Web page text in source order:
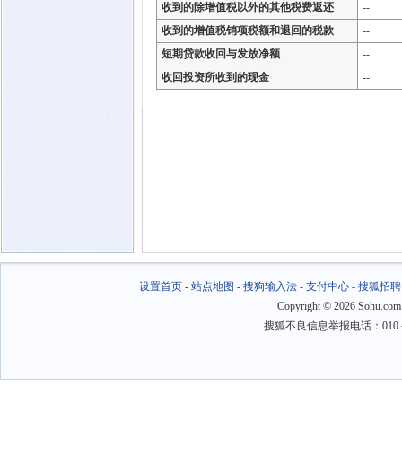
收到的除增值税以外的其他税费返还
--
收到的增值税销项税额和退回的税款
--
短期贷款收回与发放净额
--
收回投资所收到的现金
--
设置首页- 站点地图 - 搜狗输入法- 支付中心- 搜狐招聘
Copyright © 2026
搜狐不良信息举报电话：010